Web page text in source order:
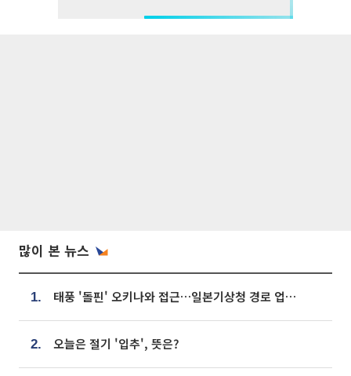
많이 본 뉴스
1. 태풍 '돌핀' 오키나와 접근…일본기상청 경로 업데이트
2. 오늘은 절기 '입추', 뜻은?